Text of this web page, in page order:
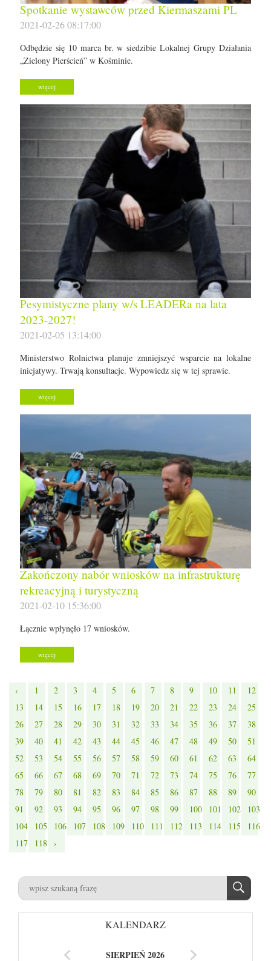
Spotkanie wystawców przed Kiermaszami PL
2021-02-26 08:17:00
Odbędzie się 10 marca br. w siedzibie Lokalnej Grupy Działania
„Zielony Pierścień” w Kośminie.
więcej
Pesymistyczne plany w/s LEADERa na lata
2023-2027!
2021-02-05 13:14:00
Ministerstwo Rolnictwa planuje zmniejszyć wsparcie na lokalne
inicjatywy. Trwają konsultacje. Wypowiedz się w tej sprawie.
więcej
Zakończony nabór wniosków na infrastrukturę
rekreacyjną i turystyczną
2021-02-10 15:36:00
Łącznie wpłynęło 17 wniosków.
więcej
‹ 1 2 3 4 5 6 7 8 9 10 11
12
13
14 15 16 17 18 19 20 21 22 23 24
25
26
27 28 29 30 31 32 33 34 35 36 37
38
39
40 41 42 43 44 45 46 47 48 49 50
51
52
53 54 55 56 57 58 59 60 61 62 63
64
65
66 67 68 69 70 71 72 73 74 75 76
77
78
79 80 81 82 83 84 85 86 87 88 89
90
91
92 93 94 95 96 97 98 99 100 101 102
103
104
105 106 107 108 109 110 111 112 113 114 115
116
117
118 ›
KALENDARZ
SIERPIEŃ 2026